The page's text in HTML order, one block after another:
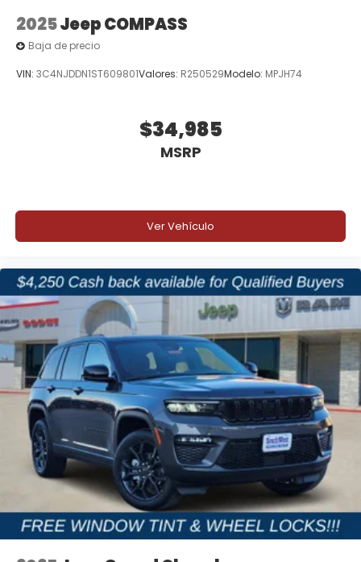
2025Jeep COMPASS
Baja de precio
VIN: 3C4NJDDN1ST609801Valores: R250529Modelo: MPJH74
$34,985
MSRP
Ver Vehículo